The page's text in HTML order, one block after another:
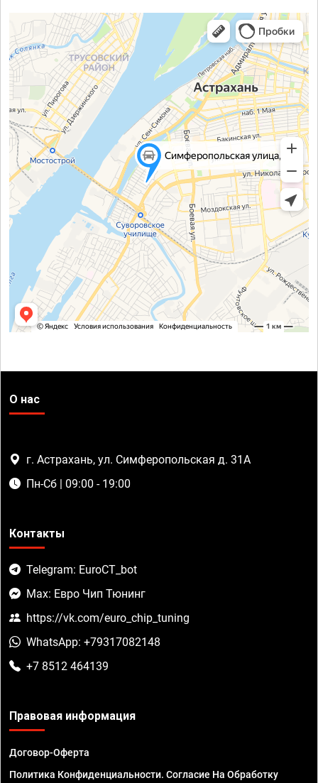
О нас
г. Астрахань, ул. Симферопольская д. 31А
Пн-Сб | 09:00 - 19:00
Контакты
Telegram: EuroCT_bot
Max: Евро Чип Тюнинг
https://vk.com/euro_chip_tuning
WhatsApp: +79317082148
+7 8512 464139
Правовая информация
Договор-Оферта
Политика Конфиденциальности. Согласие На Обработку